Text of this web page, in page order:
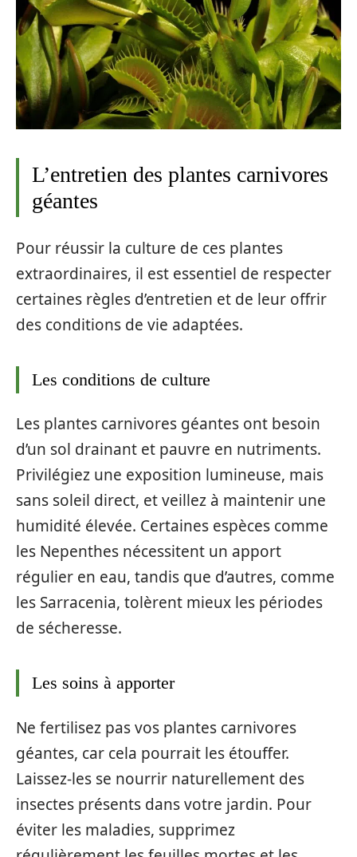
L’entretien des plantes carnivores
géantes
Pour réussir la culture de ces plantes
extraordinaires, il est essentiel de respecter
certaines règles d’entretien et de leur offrir
des conditions de vie adaptées.
Les conditions de culture
Les plantes carnivores géantes ont besoin
d’un sol drainant et pauvre en nutriments.
Privilégiez une exposition lumineuse, mais
sans soleil direct, et veillez à maintenir une
humidité élevée. Certaines espèces comme
les Nepenthes nécessitent un apport
régulier en eau, tandis que d’autres, comme
les Sarracenia, tolèrent mieux les périodes
de sécheresse.
Les soins à apporter
Ne fertilisez pas vos plantes carnivores
géantes, car cela pourrait les étouffer.
Laissez-les se nourrir naturellement des
insectes présents dans votre jardin. Pour
éviter les maladies, supprimez